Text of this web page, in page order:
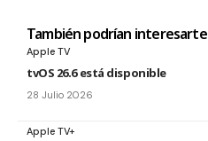
También podrían interesarte
Apple TV
tvOS 26.6 está disponible
28 Julio 2026
Apple TV+